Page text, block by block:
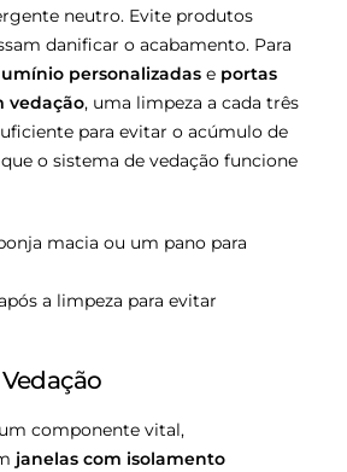
neutro. Evite produtos
danificar o acabamento. Para
personalizadas e portas
vedação, uma limpeza a cada três
para evitar o acúmulo de
o sistema de vedação funcione
macia ou um pano para
a limpeza para evitar
componente vital,
janelas com isolamento